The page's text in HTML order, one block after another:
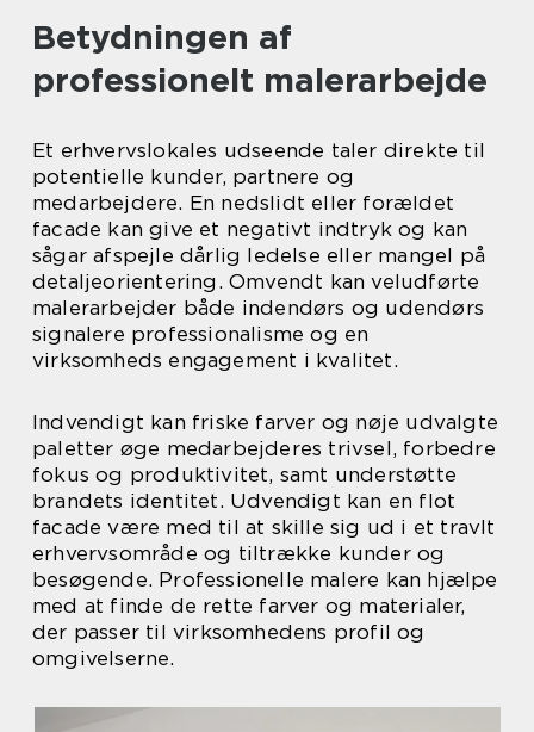
Betydningen af
professionelt malerarbejde
Et erhvervslokales udseende taler direkte til
potentielle kunder, partnere og
medarbejdere. En nedslidt eller forældet
facade kan give et negativt indtryk og kan
sågar afspejle dårlig ledelse eller mangel på
detaljeorientering. Omvendt kan veludførte
malerarbejder både indendørs og udendørs
signalere professionalisme og en
virksomheds engagement i kvalitet.
Indvendigt kan friske farver og nøje udvalgte
paletter øge medarbejderes trivsel, forbedre
fokus og produktivitet, samt understøtte
brandets identitet. Udvendigt kan en flot
facade være med til at skille sig ud i et travlt
erhvervsområde og tiltrække kunder og
besøgende. Professionelle malere kan hjælpe
med at finde de rette farver og materialer,
der passer til virksomhedens profil og
omgivelserne.